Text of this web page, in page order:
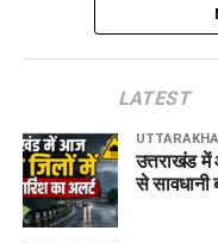
LATEST
उत्तराखंड में
से सावधानी